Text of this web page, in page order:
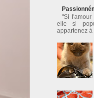
"Si
elle si
appartenez à